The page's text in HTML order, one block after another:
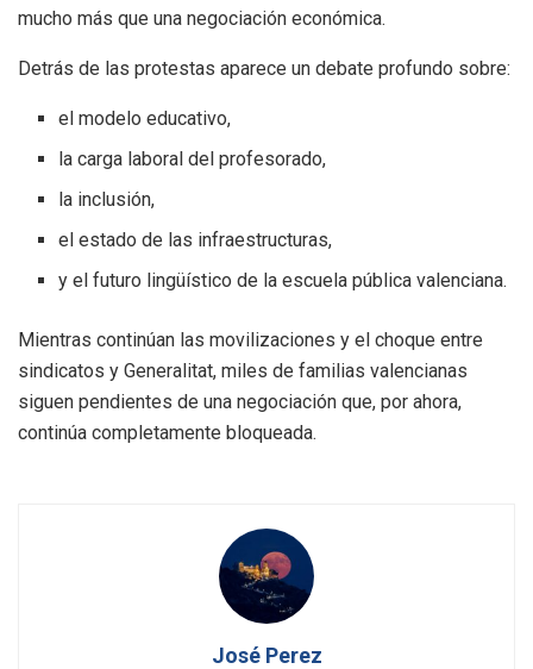
mucho más que una negociación económica.
Detrás de las protestas aparece un debate profundo sobre:
el modelo educativo,
la carga laboral del profesorado,
la inclusión,
el estado de las infraestructuras,
y el futuro lingüístico de la escuela pública valenciana.
Mientras continúan las movilizaciones y el choque entre
sindicatos y Generalitat, miles de familias valencianas
siguen pendientes de una negociación que, por ahora,
continúa completamente bloqueada.
José Perez